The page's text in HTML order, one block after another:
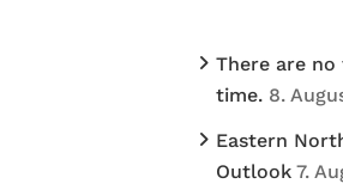
There are
time. 8.
Eastern
Outlook 7.